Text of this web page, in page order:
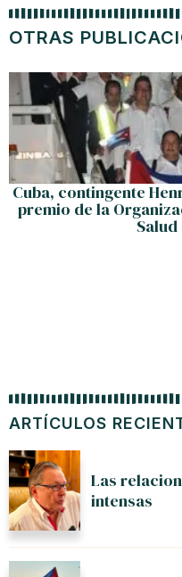
ARTÍCULOS
Las
intensas
OTRAS
Cuba, contingente
premio de la
Salud